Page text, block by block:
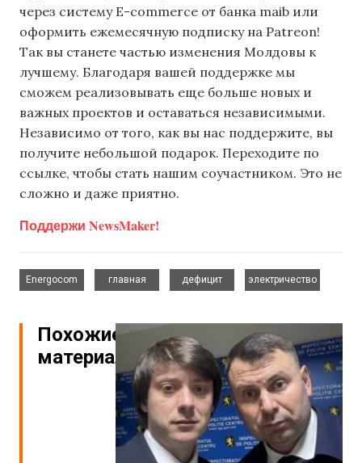
через систему E-commerce от банка maib или
оформить ежемесячную подписку на Patreon!
Так вы станете частью изменения Молдовы к
лучшему. Благодаря вашей поддержке мы
сможем реализовывать еще больше новых и
важных проектов и оставаться независимыми.
Независимо от того, как вы нас поддержите, вы
получите небольшой подарок. Переходите по
ссылке, чтобы стать нашим соучастником. Это не
сложно и даже приятно.
Поддержи NewsMaker!
Energocom
главная
дефицит
электричество
Похожие
материалы